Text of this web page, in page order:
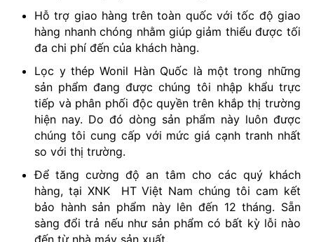
Hỗ trợ giao hàng trên toàn quốc với tốc độ giao
hàng nhanh chóng nhằm giúp giảm thiểu được tối
đa chi phí đến của khách hàng.
Lọc y thép Wonil Hàn Quốc là một trong những
sản phẩm đang được chúng tôi nhập khẩu trực
tiếp và phân phối độc quyền trên khắp thị trường
hiện nay. Do đó dòng sản phẩm này luôn được
chúng tôi cung cấp với mức giá cạnh tranh nhất
so với thị trường.
Để tăng cường độ an tâm cho các quý khách
hàng, tại XNK HT Việt Nam chúng tôi cam kết
bảo hành sản phẩm này lên đến 12 tháng. Sẵn
sàng đổi trả nếu như sản phẩm có bất kỳ lỗi nào
đến từ nhà máy sản xuất.